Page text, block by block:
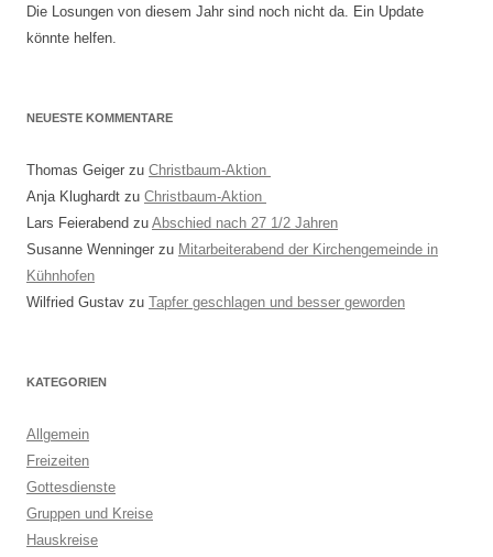
Die Losungen von diesem Jahr sind noch nicht da. Ein Update
könnte helfen.
NEUESTE KOMMENTARE
Thomas Geiger zu Christbaum-Aktion
Anja Klughardt zu Christbaum-Aktion
Lars Feierabend zu Abschied nach 27 1/2 Jahren
Susanne Wenninger zu Mitarbeiterabend der Kirchengemeinde in
Kühnhofen
Wilfried Gustav zu Tapfer geschlagen und besser geworden
KATEGORIEN
Allgemein
Freizeiten
Gottesdienste
Gruppen und Kreise
Hauskreise